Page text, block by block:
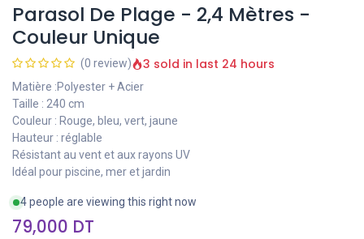
Parasol De Plage - 2,4 Mètres -
Couleur Unique
(0 review) 3 sold in last 24 hours
Matière :Polyester + Acier
Taille : 240 cm
Couleur : Rouge, bleu, vert, jaune
Hauteur : réglable
Résistant au vent et aux rayons UV
Idéal pour piscine, mer et jardin
4 people are viewing this right now
79,000 DT